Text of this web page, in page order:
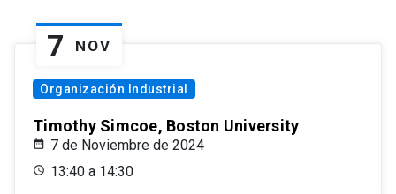
7 NOV
Organización Industrial
Timothy Simcoe, Boston University
7 de Noviembre de 2024
13:40 a 14:30